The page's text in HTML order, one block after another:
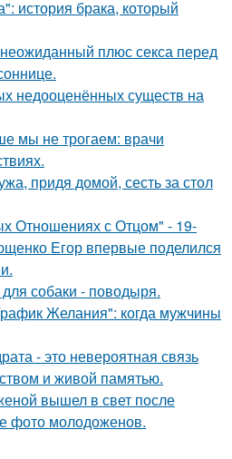
история брака, который
плюс секса перед
недооценённых существ на
мы не трогаем: врачи
придя домой, сесть за стол
Отношениях с Отцом" - 19-
Егор впервые поделился
собаки - поводыря.
Желания": когда мужчины
- это невероятная связь
и живой памятью.
вышел в свет после
фото молодоженов.